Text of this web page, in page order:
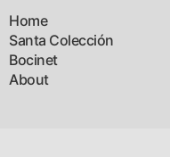
Home
Santa Colección
Bocinet
About